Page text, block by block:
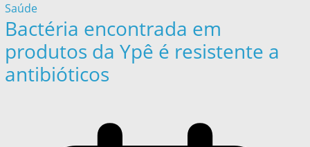
Saúde
Bactéria encontrada em
produtos da Ypê é resistente a
antibióticos